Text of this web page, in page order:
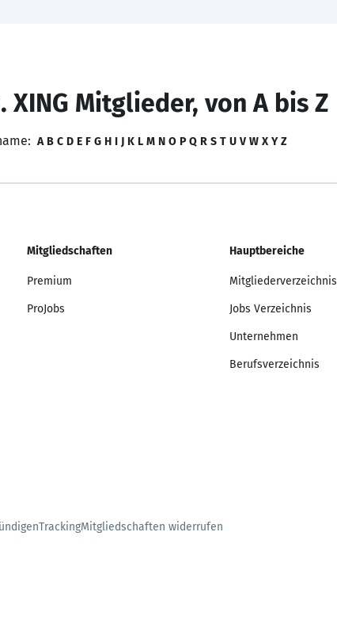
XING Mitglieder, von A bis Z
A B C D E F G H I J K L M N O P Q R S T U V W X Y Z
Mitgliedschaften
Premium
ProJobs
Hauptbereiche
Mitgliederverzeichnis
Jobs Verzeichnis
Unternehmen
Berufsverzeichnis
TrackingMitgliedschaften widerrufen